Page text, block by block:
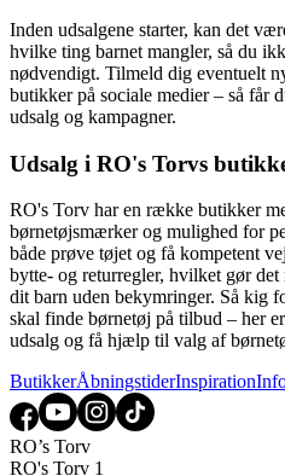
Inden udsalgene starter, kan det
hvilke ting barnet mangler, så du
nødvendigt. Tilmeld dig eventuelt
butikker på sociale medier – så får
udsalg og kampagner.
Udsalg i RO's Torvs
RO's Torv har en række butikker
børnetøjsmærker og mulighed for
både prøve tøjet og få kompetent
bytte- og returregler, hvilket gør
dit barn uden bekymringer. Så kig
skal finde børnetøj på tilbud – her
udsalg og få hjælp til valg af
ButikkerÅbningstiderInspiration
RO’s Torv
RO's Torv 1